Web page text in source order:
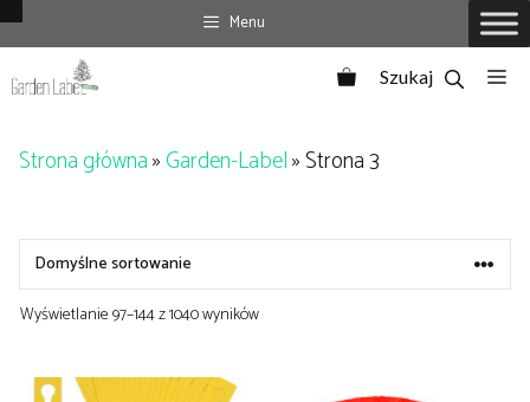
Przejdź
do
treści
Menu
Strona główna»Garden-Label»Strona 3
Wyświetlanie 97–144 z 1040 wyników